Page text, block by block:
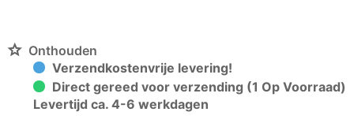
Onthouden
Verzendkostenvrije levering!
Direct gereed voor verzending (1 Op Voorraad)
Levertijd ca. 4-6 werkdagen